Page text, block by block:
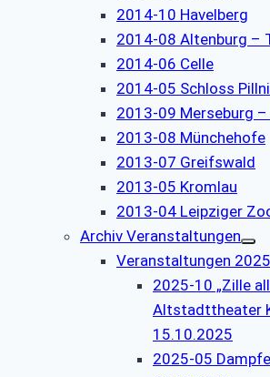
2014-10 Havelberg
2014-08 Altenburg –
2014-06 Celle
2014-05 Schloss
2013-09 Merseburg –
2013-08 Münchehofe
2013-07 Greifswald
2013-05 Kromlau
2013-04 Leipziger
Archiv Veranstaltungen
Veranstaltungen 2025
2025-10 „Zille
Altstadttheater
15.10.2025
2025-05